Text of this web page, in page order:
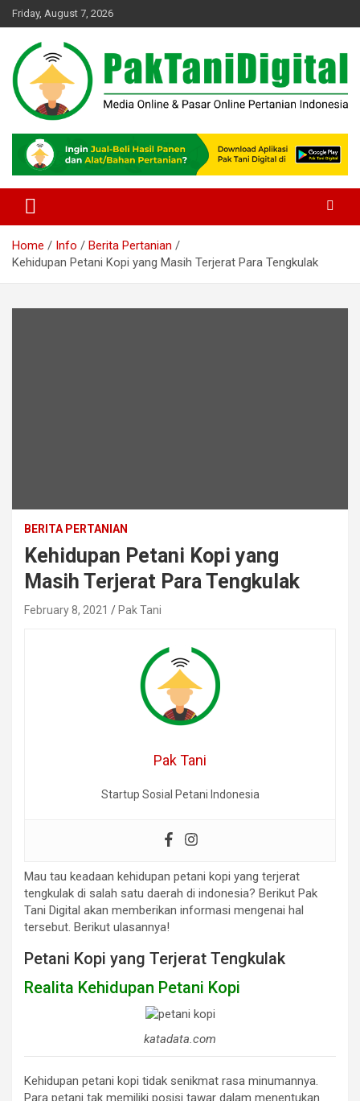
Skip
to
content
Friday, August 7, 2026
Pak Tani Digital
Home Info
Berita Pertanian
Kehidupan Petani Kopi yang Masih Terjerat Para Tengkulak
BERITA PERTANIAN
Kehidupan Petani Kopi yang
Masih Terjerat Para Tengkulak
February 8, 2021 Pak Tani
Pak Tani
Startup Sosial Petani Indonesia
Mau tau keadaan kehidupan petani kopi yang terjerat
tengkulak di salah satu daerah di indonesia? Berikut Pak
Tani Digital akan memberikan informasi mengenai hal
tersebut. Berikut ulasannya!
Petani Kopi yang Terjerat Tengkulak
Realita Kehidupan Petani Kopi
katadata.com
Kehidupan petani kopi tidak senikmat rasa minumannya.